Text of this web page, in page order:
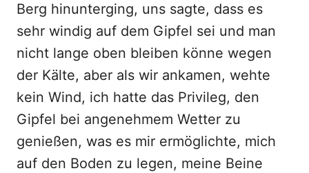
Berg hinunterging, uns sagte, dass es
sehr windig auf dem Gipfel sei und man
nicht lange oben bleiben könne wegen
der Kälte, aber als wir ankamen, wehte
kein Wind, ich hatte das Privileg, den
Gipfel bei angenehmem Wetter zu
genießen, was es mir ermöglichte, mich
auf den Boden zu legen, meine Beine